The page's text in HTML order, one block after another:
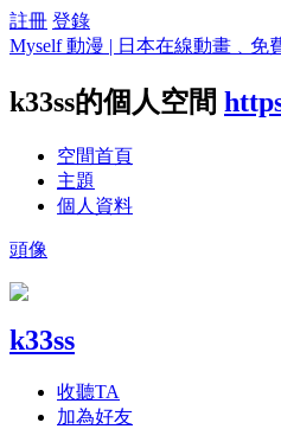
註冊 登錄
Myself 動漫 | 日本在線動畫﹑免
k33ss的個人空間
空間首頁
主題
個人資料
頭像
k33ss
收聽TA
加為好友